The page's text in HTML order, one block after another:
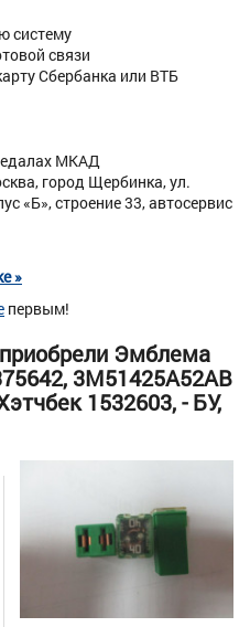
систему
связи
Сбербанка или ВТБ
МКАД
город Щербинка, ул.
«Б», строение 33, автосервис
»
первым!
Эмблема
3M51425A52AB
1532603, - БУ,